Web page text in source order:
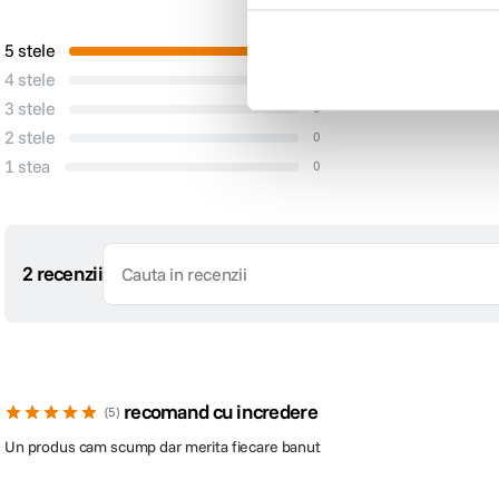
5 stele
4 stele
3 stele 0
2 stele 0
1 stea 0
2 recenzii
5 recomand cu incredere
Un produs cam scump dar merita fiecare banut